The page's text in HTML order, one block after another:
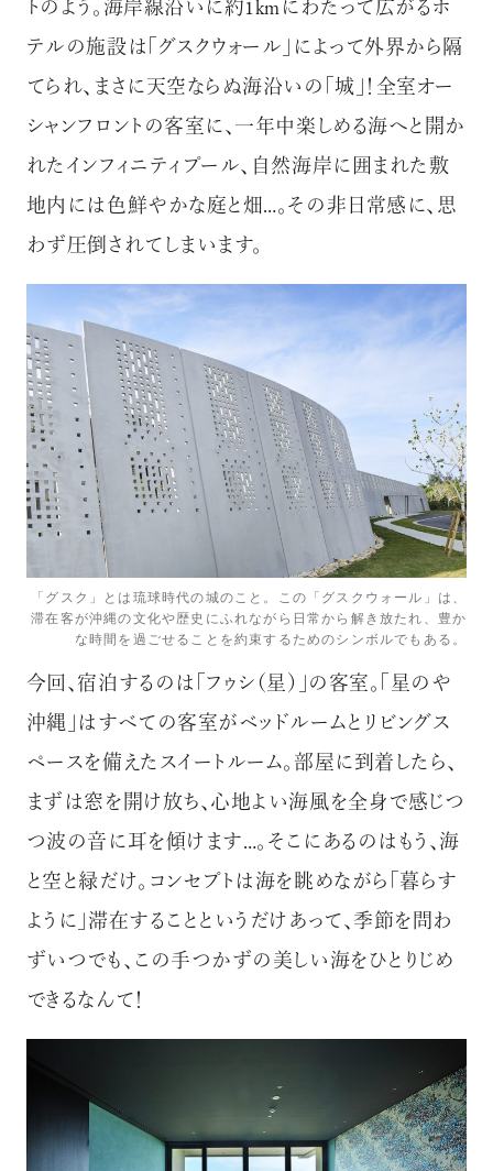
トのよう。海岸線沿いに約1kmにわたって広がるホ
テルの施設は「グスクウォール」によって外界から隔
てられ、まさに天空ならぬ海沿いの「城」！全室オー
シャンフロントの客室に、一年中楽しめる海へと開か
れたインフィニティプール、自然海岸に囲まれた敷
地内には色鮮やかな庭と畑…。その非日常感に、思
わず圧倒されてしまいます。
「グスク」とは琉球時代の城のこと。この「グスクウォール」は、
滞在客が沖縄の文化や歴史にふれながら日常から解き放たれ、豊か
な時間を過ごせることを約束するためのシンボルでもある。
今回、宿泊するのは「フゥシ（星）」の客室。「星のや
沖縄」はすべての客室がベッドルームとリビングス
ペースを備えたスイートルーム。部屋に到着したら、
まずは窓を開け放ち、心地よい海風を全身で感じつ
つ波の音に耳を傾けます…。そこにあるのはもう、海
と空と緑だけ。コンセプトは海を眺めながら「暮らす
ように」滞在することというだけあって、季節を問わ
ずいつでも、この手つかずの美しい海をひとりじめ
できるなんて！